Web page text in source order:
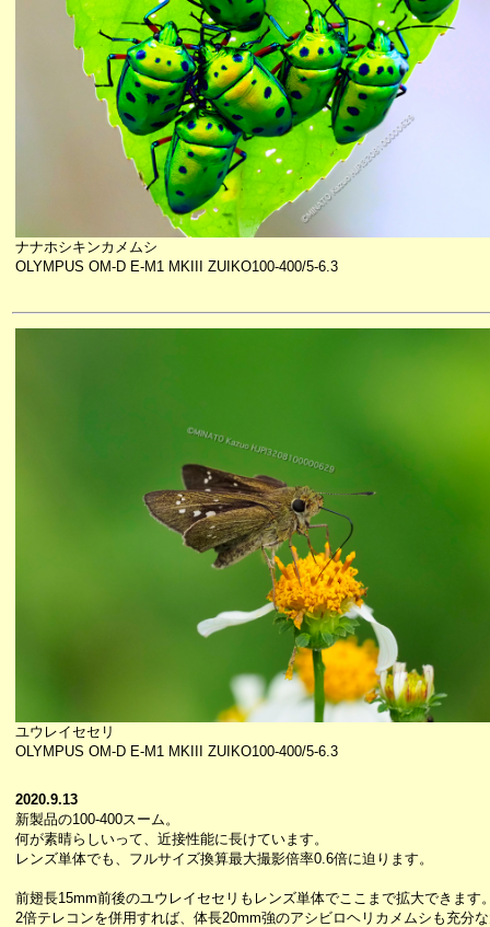
ナナホシキンカメムシ
OLYMPUS OM-D E-M1 MKIII ZUIKO100-400/5-6.3
ユウレイセセリ
OLYMPUS OM-D E-M1 MKIII ZUIKO100-400/5-6.3
2020.9.13
新製品の100-400スーム。
何が素晴らしいって、近接性能に長けています。
レンズ単体でも、フルサイズ換算最大撮影倍率0.6倍に迫ります。
前翅長15mm前後のユウレイセセリもレンズ単体でここまで拡大できます
2倍テレコンを併用すれば、体長20mm強のアシビロヘリカメムシも充分